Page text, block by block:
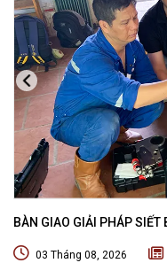
BÀN GIAO GIẢI PHÁP SIẾT
NGHIỆP CHUYÊN BẢO TRÌ
03 Tháng 08, 2026